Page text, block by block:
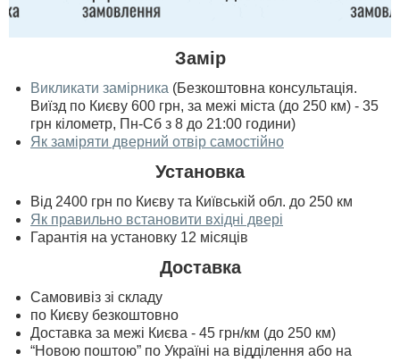
Замір
Викликати замірника (Безкоштовна консультація.
Виїзд по Києву 600 грн, за межі міста (до 250 км) - 35
грн кілометр, Пн-Сб з 8 до 21:00 години)
Як заміряти дверний отвір самостійно
Установка
Від 2400 грн по Києву та Київській обл. до 250 км
Як правильно встановити вхідні двері
Гарантія на установку 12 місяців
Доставка
Самовивіз зі складу
по Києву безкоштовно
Доставка за межі Києва - 45 грн/км (до 250 км)
“Новою поштою” по Україні на відділення або на